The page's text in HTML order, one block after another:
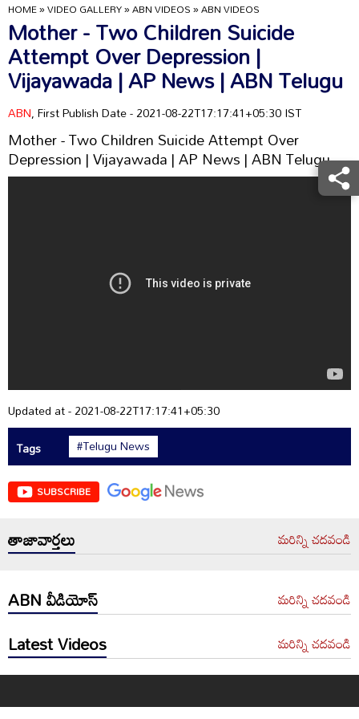
HOME»VIDEO GALLERY»ABN VIDEOS»ABN VIDEOS
Mother - Two Children Suicide
Attempt Over Depression |
Vijayawada | AP News | ABN Telugu
ABN, First Publish Date - 2021-08-22T17:17:41+05:30 IST
Mother - Two Children Suicide Attempt Over
Depression | Vijayawada | AP News | ABN Telugu
Updated at - 2021-08-22T17:17:41+05:30
Tags
#Telugu News
SUBSCRIBE
తాజావార్తలు మరిన్ని చదవండి
ABN వీడియోస్ మరిన్ని చదవండి
Latest Videos మరిన్ని చదవండి